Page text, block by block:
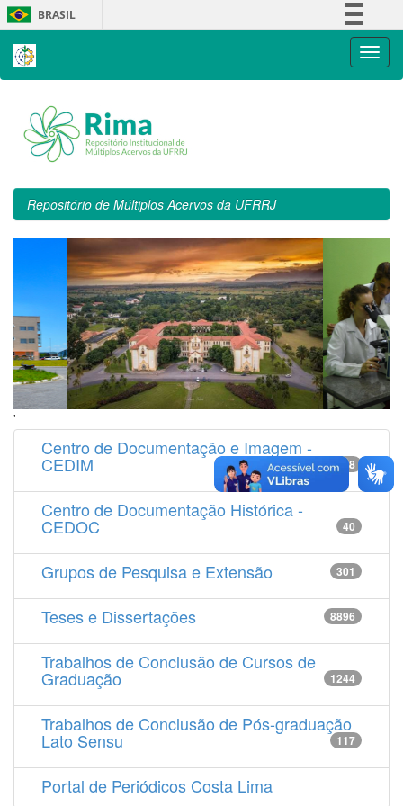
Skip
navigation
BRASIL
Repositório de Múltiplos Acervos da UFRRJ
'
Centro de Documentação e Imagem -
CEDIM 14538
Centro de Documentação Histórica -
CEDOC 40
Grupos de Pesquisa e Extensão 301
Teses e Dissertações 8896
Trabalhos de Conclusão de Cursos de
Graduação 1244
Trabalhos de Conclusão de Pós-graduação
Lato Sensu 117
Portal de Periódicos Costa Lima